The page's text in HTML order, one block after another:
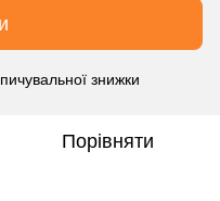
знижки
Порівняти